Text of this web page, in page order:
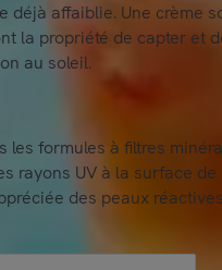
affaiblie. Une crème
la propriété de capter et
au soleil.
formules à filtres
rayons UV à la surface
des peaux